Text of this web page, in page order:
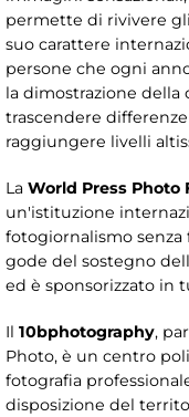
permette di rivivere
suo carattere
persone che ogni
la dimostrazione
trascendere
raggiungere livelli
La World Press Photo
un'istituzione
fotogiornalismo senza
gode del sostegno
ed è sponsorizzato in
Il 10bphotography,
Photo, è un centro
fotografia
disposizione del